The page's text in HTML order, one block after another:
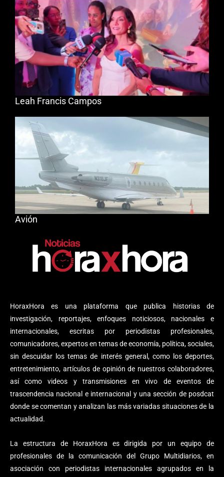
HoraxHora es una plataforma que publica historias de
investigación, reportajes, enfoques noticiosos, nacionales e
internacionales, escritas por periodistas profesionales,
comunicadores, expertos en temas de economía, política, sociales,
sin descuidar los temas de interés general, como los deportes,
entretenimiento, artículos de opinión de nuestros colaboradores,
así como videos y transmisiones en vivo de eventos de
trascendencia nacional e internacional y una sección de posdcat
donde se comentan y analizan las más variadas situaciones de la
actualidad.
La estructura de HoraxHora es dirigida por un equipo de
profesionales de la comunicación del Grupo Multidiarios, en
asociación con periodistas internacionales agrupados en la
Leah Francis Campos
Avión